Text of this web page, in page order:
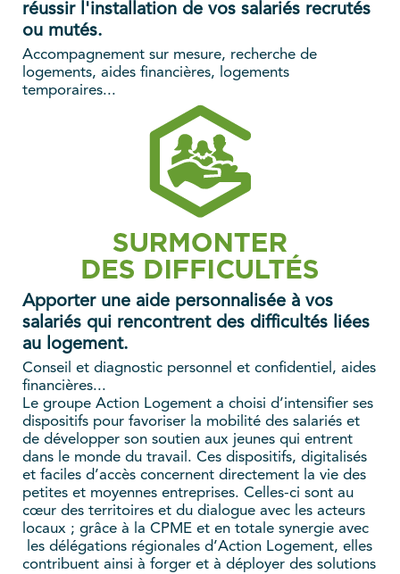
réussir l'installation de vos salariés recrutés
ou mutés.
Accompagnement sur mesure, recherche de
logements, aides financières, logements
temporaires...
Apporter une aide personnalisée à vos
salariés qui rencontrent des difficultés liées
au logement.
Conseil et diagnostic personnel et confidentiel, aides
financières...
Le groupe Action Logement a choisi d’intensifier ses
dispositifs pour favoriser la mobilité des salariés et
de développer son soutien aux jeunes qui entrent
dans le monde du travail. Ces dispositifs, digitalisés
et faciles d’accès concernent directement la vie des
petites et moyennes entreprises. Celles-ci sont au
cœur des territoires et du dialogue avec les acteurs
locaux ; grâce à la CPME et en totale synergie avec
les délégations régionales d’Action Logement, elles
contribuent ainsi à forger et à déployer des solutions